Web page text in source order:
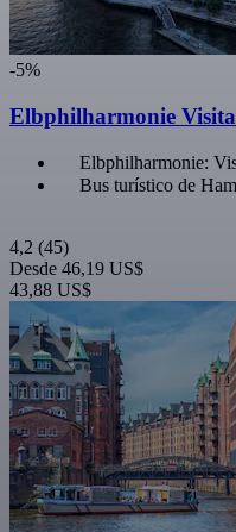
-5%
Elbphilharmonie
Elbphilharmonie:
Bus turístico de
4,2 (45)
Desde 46,19 US$
43,88 US$